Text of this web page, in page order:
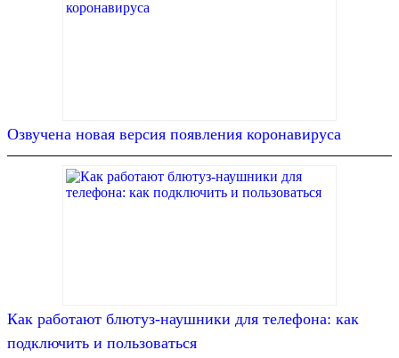
Озвучена новая версия появления коронавируса
Как работают блютуз-наушники для телефона: как
подключить и пользоваться